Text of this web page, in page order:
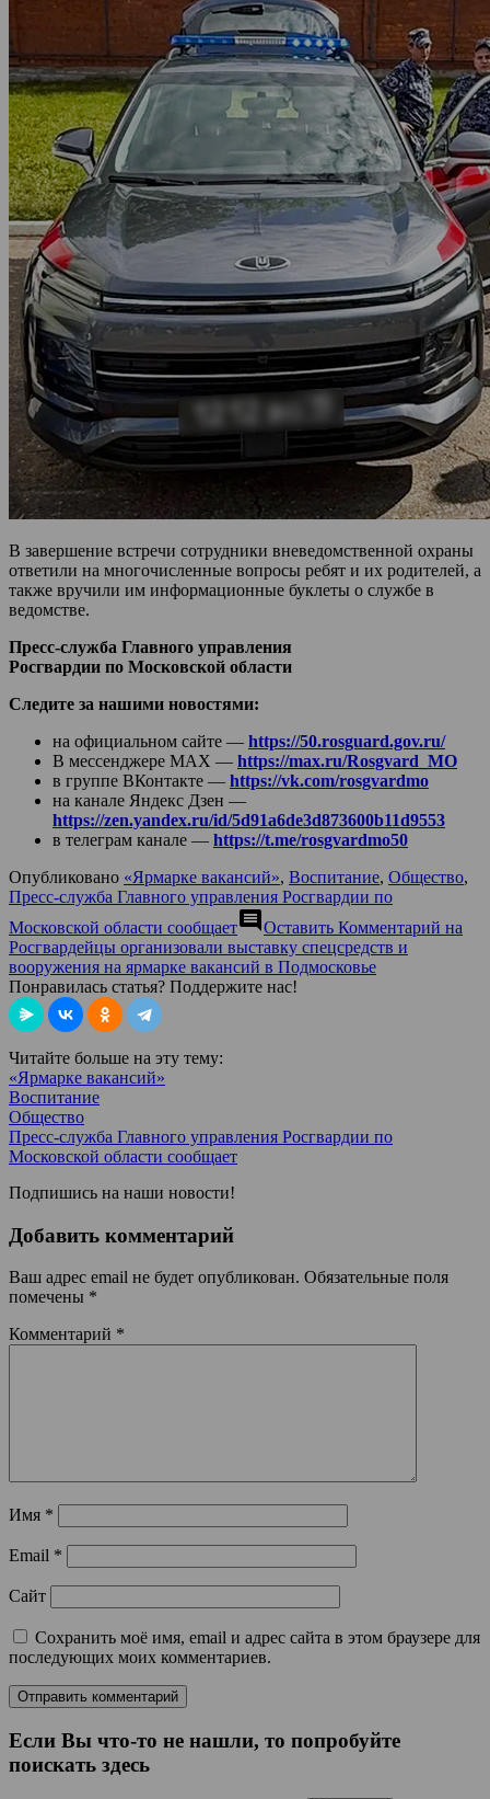
В завершение встречи сотрудники вневедомственной охраны
ответили на многочисленные вопросы ребят и их родителей, а
также вручили им информационные буклеты о службе в
ведомстве.
Пресс-служба Главного управления
Росгвардии по Московской области
Следите за нашими новостями:
на официальном сайте — https://50.rosguard.gov.ru/
В мессенджере МАХ — https://max.ru/Rosgvard_MO
в группе ВКонтакте — https://vk.com/rosgvardmo
на канале Яндекс Дзен —
https://zen.yandex.ru/id/5d91a6de3d873600b11d9553
в телеграм канале — https://t.me/rosgvardmo50
Опубликовано «Ярмарке вакансий», Воспитание, Общество,
Пресс-служба Главного управления Росгвардии по
Московской области сообщаетcomment Оставить Комментарий на
Росгвардейцы организовали выставку спецсредств и
вооружения на ярмарке вакансий в Подмосковье
Понравилась статья? Поддержите нас!
Читайте больше на эту тему:
«Ярмарке вакансий»
Воспитание
Общество
Пресс-служба Главного управления Росгвардии по
Московской области сообщает
Подпишись на наши новости!
Добавить комментарий
Ваш адрес email не будет опубликован. Обязательные поля
помечены *
Комментарий *
Имя *
Email *
Сайт
Сохранить моё имя, email и адрес сайта в этом браузере для
последующих моих комментариев.
Если Вы что-то не нашли, то попробуйте
поискать здесь